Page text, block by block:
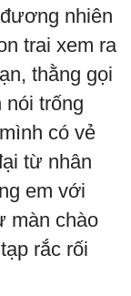
nhiên
trai xem ra
thằng gọi
nói trống
có vẻ
từ nhân
em với
màn chào
rắc rối